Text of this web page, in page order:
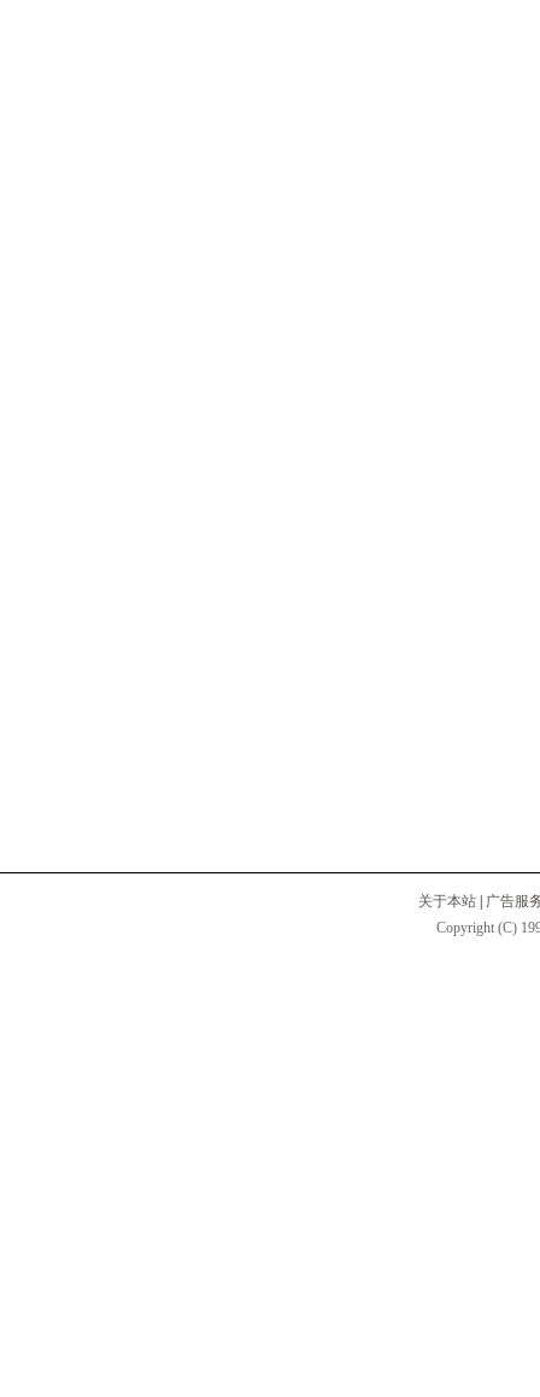
关于本站
广告服
Copyright (C)